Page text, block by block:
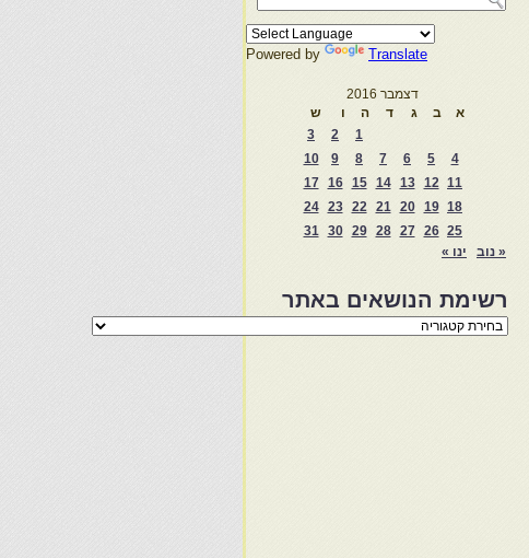
Powered by Translate
דצמבר 2016
א
ב ג ד ה ו
ש
1
2
3
4
5
6
7
8
9
10
11
12
13
14
15
16
17
18
19
20
21
22
23
24
25
26
27
28
29
30
31
« נוב
ינו »
רשימת הנושאים באתר
רשימת
הנושאים